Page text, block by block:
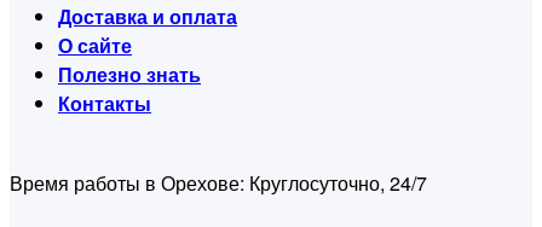
Доставка и оплата
О сайте
Полезно знать
Контакты
Время работы в Орехове: Круглосуточно, 24/7